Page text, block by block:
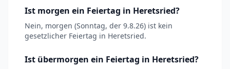
Ist morgen ein Feiertag in Heretsried?
Nein, morgen (Sonntag, der 9.8.26) ist kein
gesetzlicher Feiertag in Heretsried.
Ist übermorgen ein Feiertag in Heretsried?